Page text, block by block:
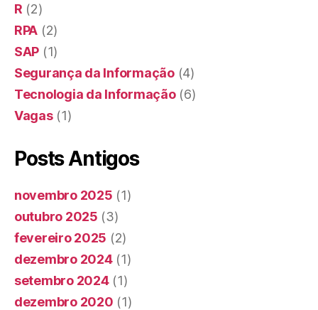
R (2)
RPA (2)
SAP (1)
Segurança da Informação(4)
Tecnologia da Informação(6)
Vagas(1)
Posts Antigos
novembro 2025 (1)
outubro 2025 (3)
fevereiro 2025 (2)
dezembro 2024(1)
setembro 2024(1)
dezembro 2020 (1)